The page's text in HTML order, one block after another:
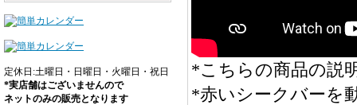
定休日:土曜日・日曜日・火曜日・祝日
*実店舗はございませんので
ネットのみの販売となります
*こちらの商品の説
*赤いシークバーを